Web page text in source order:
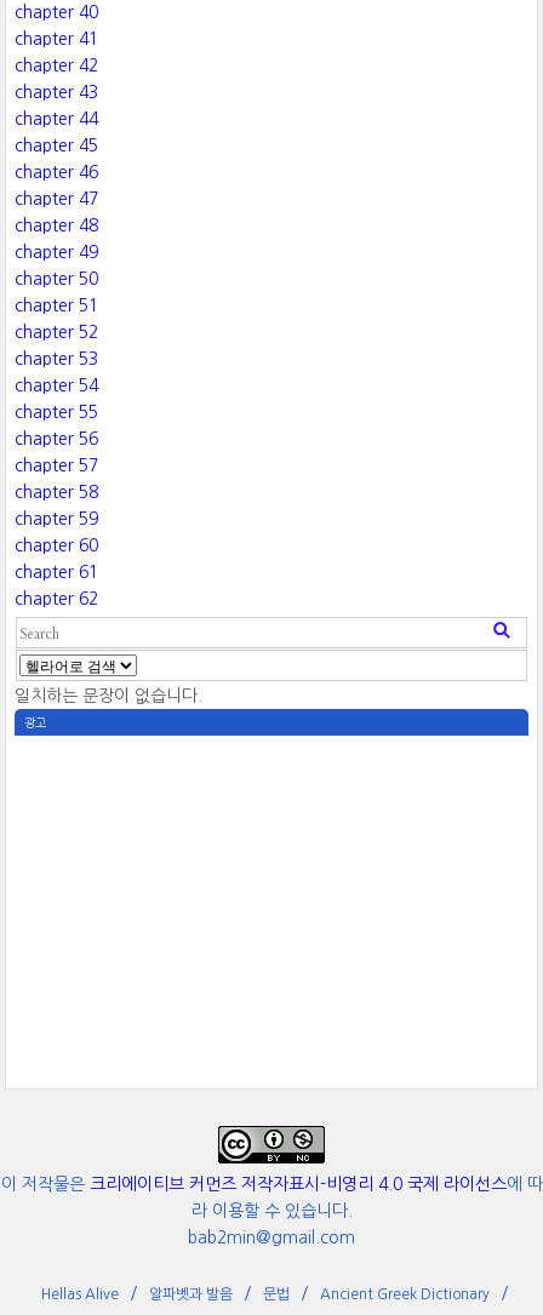
chapter 40
chapter 41
chapter 42
chapter 43
chapter 44
chapter 45
chapter 46
chapter 47
chapter 48
chapter 49
chapter 50
chapter 51
chapter 52
chapter 53
chapter 54
chapter 55
chapter 56
chapter 57
chapter 58
chapter 59
chapter 60
chapter 61
chapter 62
일치하는 문장이 없습니다.
광고
이 저작물은 크리에이티브 커먼즈 저작자표시-비영리 4.0 국제 라이선스에 따
라 이용할 수 있습니다.
bab2min@gmail.com
Hellas Alive 알파벳과 발음 문법 Ancient Greek Dictionary